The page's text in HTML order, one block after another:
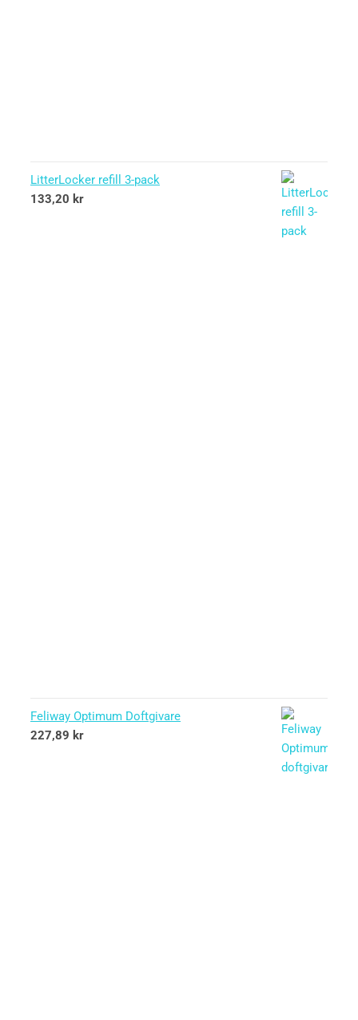
LitterLocker refill 3-pack
133,20 kr
Feliway Optimum Doftgivare
227,89 kr